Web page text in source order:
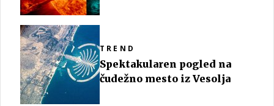
TREND
Spektakularen pogled na
čudežno mesto iz Vesolja